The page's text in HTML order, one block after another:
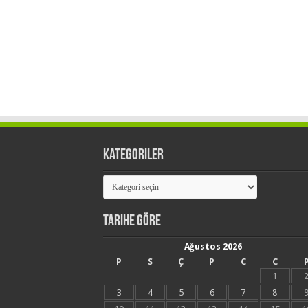
Kategoriler
Kategoriler
Tarihe Göre
Ağustos 2026
P
S Ç P C C
P
1
2
3
4 5 6 7 8
9